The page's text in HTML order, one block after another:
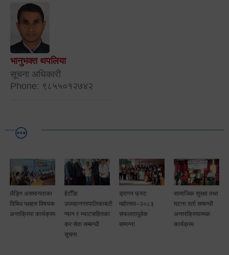
भानुभक्त थपलिया
सूचना अधिकारी
Phone: ९८५५०१२७४२
लैङ्गि असमानताका
विबिध पक्षहरु विषयक
अन्तक्रिया कार्यक्रम
हेटौँडा
उपमहानगरपालिकाबाटै
प्यान र भ्याटसहितका
कर सेवा सम्बन्धी
सूचना
ड्रागन फ्रुट
महोत्सव–२०८३
सफलतापूर्वक
सम्पन्न!
सामाजिक सुरक्षा तथा
घटना दर्ता सम्बन्धी
अन्तरक्रियात्मक
कार्यक्रम